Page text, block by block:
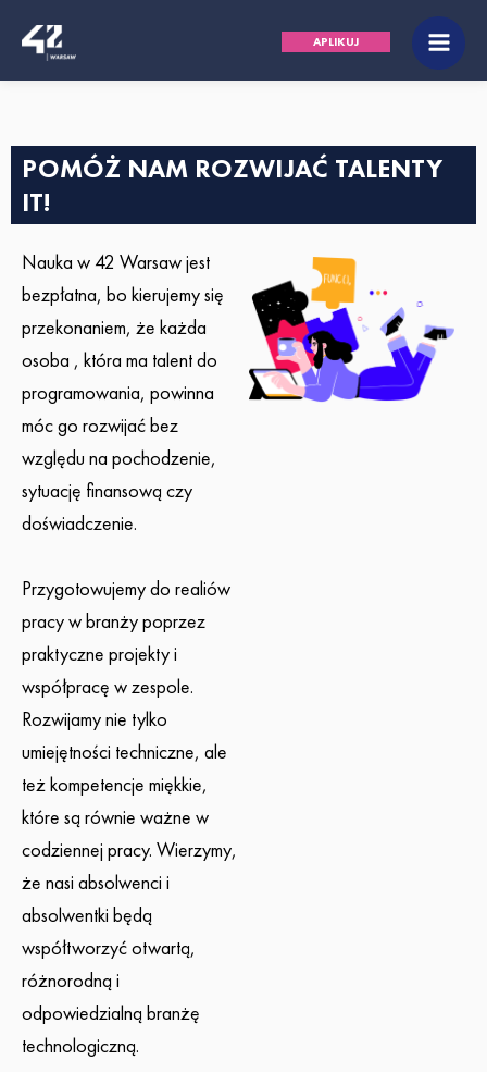
treści
APLIKUJ
Main
POMÓŻ NAM ROZWIJAĆ TALENTY
IT!
Nauka w 42 Warsaw jest
bezpłatna, bo kierujemy się
przekonaniem, że każda
osoba , która ma talent do
programowania, powinna
móc go rozwijać bez
względu na pochodzenie,
sytuację finansową czy
doświadczenie.
Przygotowujemy do realiów
pracy w branży poprzez
praktyczne projekty i
współpracę w zespole.
Rozwijamy nie tylko
umiejętności techniczne, ale
też kompetencje miękkie,
które są równie ważne w
codziennej pracy. Wierzymy,
że nasi absolwenci i
absolwentki będą
współtworzyć otwartą,
różnorodną i
odpowiedzialną branżę
technologiczną.